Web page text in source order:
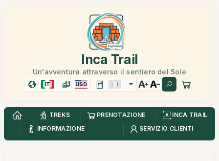
Inca Trail
Un'avventura attraverso il sentiero del Sole
IT USD
TREKS PRENOTAZIONE
INCA TRAIL
INFORMAZIONE
SERVIZIO CLIENTI